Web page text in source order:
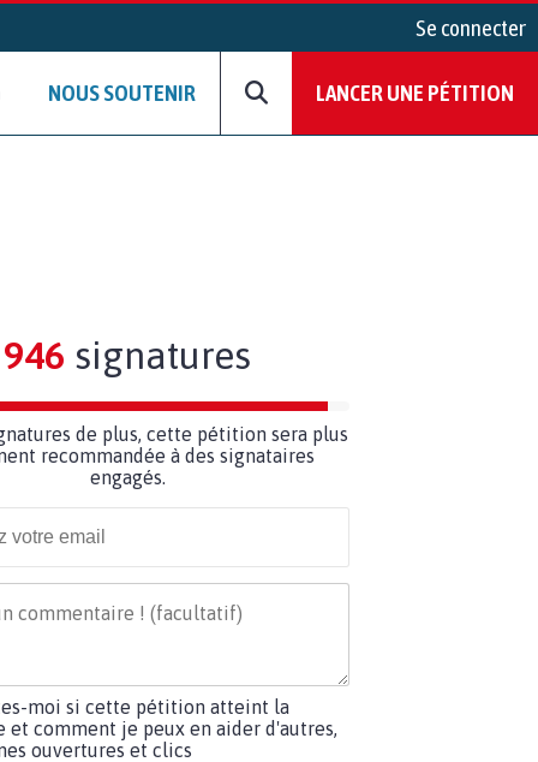
Se connecter
NOUS SOUTENIR LANCER UNE PÉTITION
946 signatures
de plus, cette pétition sera plus
recommandée à des signataires
engagés.
moi si cette pétition atteint la
et comment je peux en aider d'autres,
ouvertures et clics